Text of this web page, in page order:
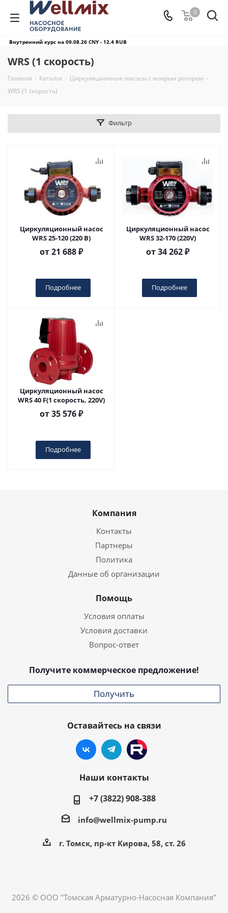
0
Внутренний курс на 09.08.26 CNY - 12.4 RUB
WRS (1 скорость)
Главная - Каталог - Циркуляционные насосы с мокрым ротором -
WRS (1 скорость)
Фильтр
Циркуляционный насос
WRS 25-120 (220 В)
от21 688 ₽
Подробнее
Циркуляционный насос
WRS 32-170 (220V)
от34 262 ₽
Подробнее
Циркуляционный насос
WRS 40 F(1 скорость, 220V)
от35 576 ₽
Подробнее
Компания
Контакты
Партнеры
Политика
Данные об организации
Помощь
Условия оплаты
Условия доставки
Вопрос-ответ
Получите коммерческое предложение!
Получить
Оставайтесь на связи
Наши контакты
+7 (3822) 908-388
info@wellmix-pump.ru
г. Томск, пр-кт Кирова, 58, ст. 26
2026 © ООО "Томская Арматурно-Насосная Компания"